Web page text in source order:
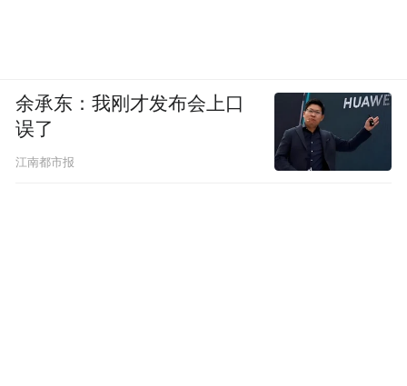
余承东：我刚才发布会上口
误了
江南都市报